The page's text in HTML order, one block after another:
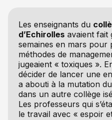
Les enseignants du
d’Echirollesavaient fait
semaines en mars pour
méthodes de
jugeaient « toxiques ».
décider de lancer une
a abouti à la mutation
dans un autre collège
Les professeurs qui
le travail avec « espoir